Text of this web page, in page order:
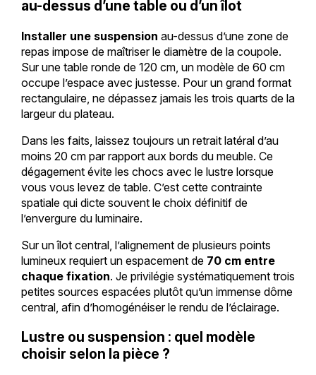
au-dessus d’une table ou d’un îlot
Installer une suspension au-dessus d’une zone de
repas impose de maîtriser le diamètre de la coupole.
Sur une table ronde de 120 cm, un modèle de 60 cm
occupe l’espace avec justesse. Pour un grand format
rectangulaire, ne dépassez jamais les trois quarts de la
largeur du plateau.
Dans les faits, laissez toujours un retrait latéral d’au
moins 20 cm par rapport aux bords du meuble. Ce
dégagement évite les chocs avec le lustre lorsque
vous vous levez de table. C’est cette contrainte
spatiale qui dicte souvent le choix définitif de
l’envergure du luminaire.
Sur un îlot central, l’alignement de plusieurs points
lumineux requiert un espacement de 70 cm entre
chaque fixation. Je privilégie systématiquement trois
petites sources espacées plutôt qu’un immense dôme
central, afin d’homogénéiser le rendu de l’éclairage.
Lustre ou suspension : quel modèle
choisir selon la pièce ?